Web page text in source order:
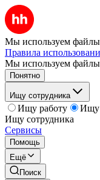
Мы используем файлы
Правила
Мы используем файлы
Понятно
Ищу сотрудника
Ищу работу
Ищу
Ищу сотрудника
Сервисы
Помощь
Ещё
Поиск